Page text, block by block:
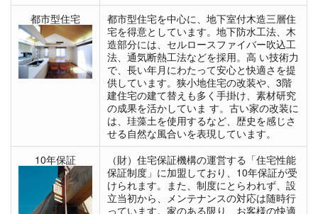
都市型住宅
都市型住宅を中心に、地下室付木造三層住
宅を得意としています。地下防水工法、木
造部分には、セルロースファイバー吹込工
法、通気断熱工法などを採用。高 い技術力
で、長い年月にわたって安心と快適さを提
供しています。狭小地住宅の改装や、3階
建住宅の建て替えも多く手掛け、素材研究
の成果を活かしていま す。古い家の改装に
は、珪藻土を使用するなど、歴史を感じさ
せる自然な風合いを表現しています。
10年保証
（財）住宅保証機構の運営する「住宅性能
保証制度」に加盟しており、10年保証が受
けられます。また、制度にとらわれず、設
立当初から、メンテナンスの対応は随時行
っています。家のある限り、お客様の快適